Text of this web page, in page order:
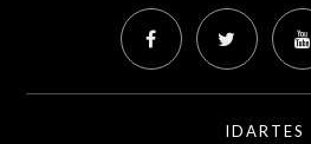
IDARTES